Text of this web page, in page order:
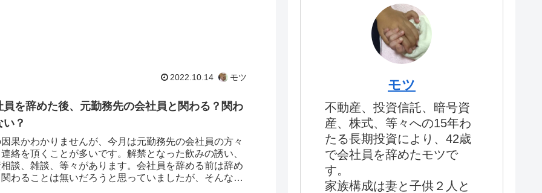
2022.10.14 モツ
員を辞めた後、元勤務先の会社員と関わる？関わ
い？
果かわかりませんが、今月は元勤務先の会社員の方々
絡を頂くことが多いです。解禁となった飲みの誘い、
談、雑談、等々があります。会社員を辞める前は辞め
わることは無いだろうと思っていましたが、そんなこ
モツ
不動産、投資信託、暗号資
産、株式、等々への15年わ
たる長期投資により、42歳
で会社員を辞めたモツで
す。
家族構成は妻と子供２人と